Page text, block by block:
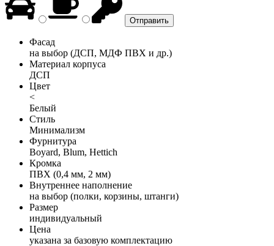
Фасад
на выбор (ДСП, МДФ ПВХ и др.)
Материал корпуса
ДСП
Цвет
<
Белый
Стиль
Минимализм
Фурнитура
Boyard, Blum, Hettich
Кромка
ПВХ (0,4 мм, 2 мм)
Внутреннее наполнение
на выбор (полки, корзины, штанги)
Размер
индивидуальный
Цена
указана за базовую комплектацию